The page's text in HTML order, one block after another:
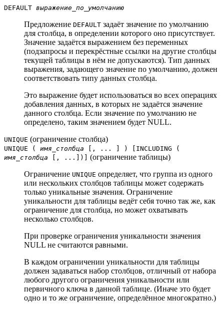
DEFAULT выражение_по_умолчанию
Предложение DEFAULT задаёт значение по умолчанию
для столбца, в определении которого оно присутствует.
Значение задаётся выражением без переменных
(подзапросы и перекрёстные ссылки на другие столбцы
текущей таблицы в нём не допускаются). Тип данных
выражения, задающего значение по умолчанию, должен
соответствовать типу данных столбца.
Это выражение будет использоваться во всех операциях
добавления данных, в которых не задаётся значение
данного столбца. Если значение по умолчанию не
определено, таким значением будет NULL.
UNIQUE (ограничение столбца)
UNIQUE ( имя_столбца [, ... ] ) [ INCLUDING (
имя_столбца [, ...])
(ограничение таблицы)
Ограничение UNIQUE определяет, что группа из одного
или нескольких столбцов таблицы может содержать
только уникальные значения. Ограничение
уникальности для таблицы ведёт себя точно так же, как
ограничение для столбца, но может охватывать
несколько столбцов.
При проверке ограничения уникальности значения
NULL не считаются равными.
В каждом ограничении уникальности для таблицы
должен задаваться набор столбцов, отличный от набора
любого другого ограничения уникальности или
первичного ключа в данной таблице. (Иначе это будет
одно и то же ограничение, определённое многократно.)